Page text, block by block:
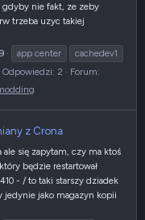
nie fakt, ze zeby
trzeba uzyc takiej
app center
cachedev1
Odpowiedzi: 2
Forum:
z Crona
się zapytam, czy ma ktoś
będzie restartował
- / to taki starszy dziadek
jedynie jako magazyn kopii